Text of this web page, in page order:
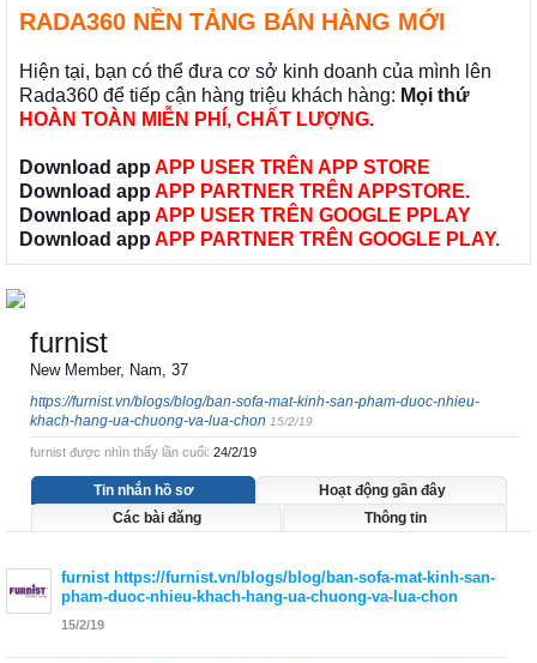
RADA360 NỀN TẢNG BÁN HÀNG MỚI
Hiện tại, bạn có thể đưa cơ sở kinh doanh của mình lên
Rada360 để tiếp cận hàng triệu khách hàng: Mọi thứ
HOÀN TOÀN MIỄN PHÍ, CHẤT LƯỢNG.
Download app APP USER TRÊN APP STORE
Download app APP PARTNER TRÊN APPSTORE.
Download app APP USER TRÊN GOOGLE PPLAY
Download app APP PARTNER TRÊN GOOGLE PLAY.
furnist
New Member, Nam, 37
https://furnist.vn/blogs/blog/ban-sofa-mat-kinh-san-pham-duoc-nhieu-
khach-hang-ua-chuong-va-lua-chon 15/2/19
furnist được nhìn thấy lần cuối: 24/2/19
Tin nhắn hồ sơ
Hoạt động gần đây
Các bài đăng
Thông tin
furnist https://furnist.vn/blogs/blog/ban-sofa-mat-kinh-san-
pham-duoc-nhieu-khach-hang-ua-chuong-va-lua-chon
15/2/19